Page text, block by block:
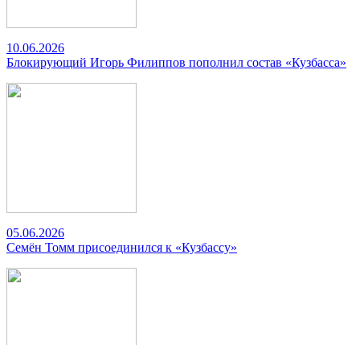
10.06.2026
Блокирующий Игорь Филиппов пополнил состав «Кузбасса»
05.06.2026
Семён Томм присоединился к «Кузбассу»